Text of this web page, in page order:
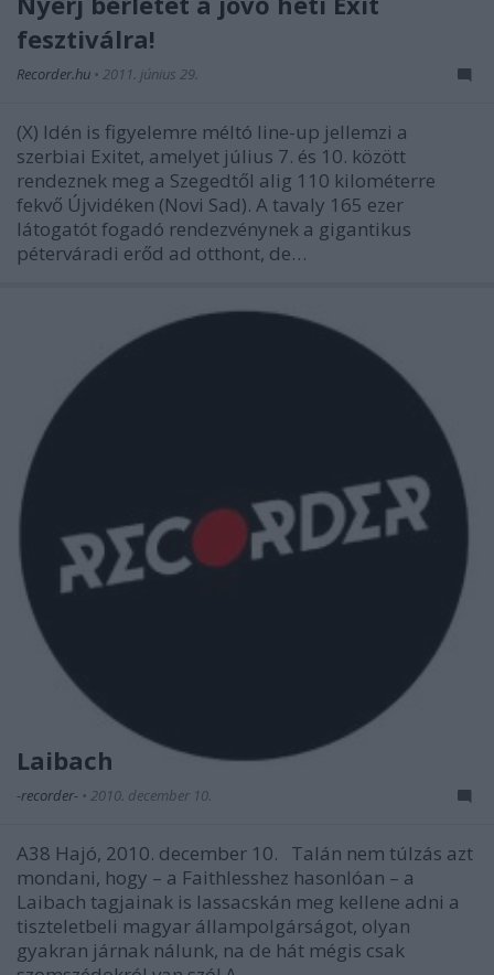
fesztiválra!
Recorder.hu • 2011. június 29.
(X) Idén is figyelemre méltó line-up jellemzi a
szerbiai Exitet, amelyet július 7. és 10. között
rendeznek meg a Szegedtől alig 110 kilométerre
fekvő Újvidéken (Novi Sad). A tavaly 165 ezer
látogatót fogadó rendezvénynek a gigantikus
péterváradi erőd ad otthont, de…
Laibach
-recorder- • 2010. december 10.
A38 Hajó, 2010. december 10. Talán nem túlzás azt
mondani, hogy – a Faithlesshez hasonlóan – a
Laibach tagjainak is lassacskán meg kellene adni a
tiszteletbeli magyar állampolgárságot, olyan
gyakran járnak nálunk, na de hát mégis csak